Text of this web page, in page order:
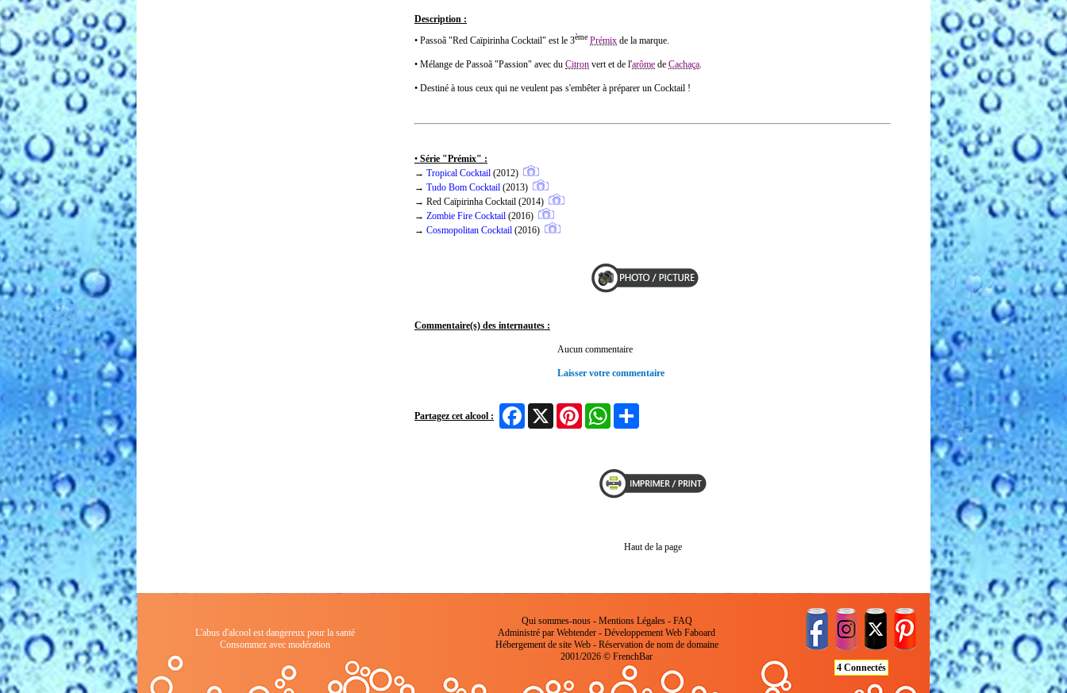
Description :
• Passoã "Red Caïpirinha Cocktail" est le 3ème Prémix de la marque.
• Mélange de Passoã "Passion" avec du Citron vert et de l'arôme de Cachaça.
• Destiné à tous ceux qui ne veulent pas s'embêter à préparer un Cocktail !
• Série "Prémix" :
→ Tropical Cocktail (2012)
→ Tudo Bom Cocktail (2013)
→ Red Caïpirinha Cocktail (2014)
→ Zombie Fire Cocktail (2016)
→ Cosmopolitan Cocktail (2016)
Commentaire(s) des internautes :
Aucun commentaire
Laisser votre commentaire
Partagez cet alcool :
FacebookX Pinterest WhatsApp
Haut de la page
L'abus d'alcool est dangereux pour la santé
Consommez avec modération
Qui sommes-nous- Mentions Légales- FAQ
Administré par Webtender - Développement Web Faboard
Hébergement de site Web- Réservation de nom de domaine
2001/2026 © FrenchBar
4 Connectés